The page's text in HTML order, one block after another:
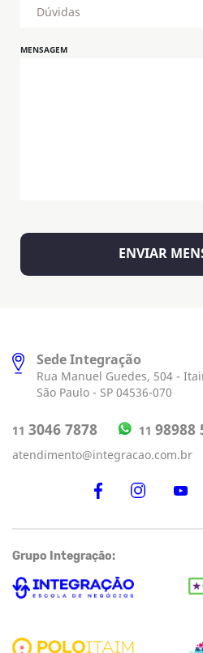
MENSAGEM
Sede Integração
Rua Manuel Guedes, 504 -
São Paulo - SP 04536-070
11 3046 7878 11 98988
atendimento@integracao.com.br
Grupo Integração: